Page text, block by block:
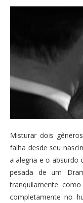
Misturar dois
falha desde seu
a alegria e o absurdo
pesada de um
tranquilamente
completamente no